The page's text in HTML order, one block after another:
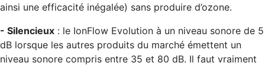
ainsi une efficacité inégalée) sans produire d’ozone.
- Silencieux : le IonFlow Evolution à un niveau sonore de 5
dB lorsque les autres produits du marché émettent un
niveau sonore compris entre 35 et 80 dB. Il faut vraiment